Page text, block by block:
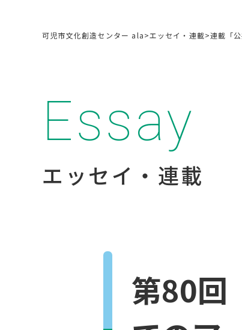
可児市文化創造センター ala>エッセイ・連載>連載「
Essay
エッセイ・連載
第80回